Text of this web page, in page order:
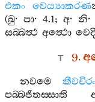
එකං
වෙය්‍යාකරණ
(ඛු· පා· 4.1; අ· නි
සබ‍්බත්‍ථ අත්‍ථො
9.
නවමෙ
පබ‍්බජිතස‍්සාති